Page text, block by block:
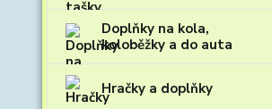
Doplňky na kola,
koloběžky a do auta
Hračky a doplňky